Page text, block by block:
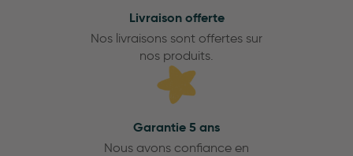
Livraison offerte
Nos livraisons sont offertes sur
nos produits.
Garantie 5 ans
Nous avons confiance en